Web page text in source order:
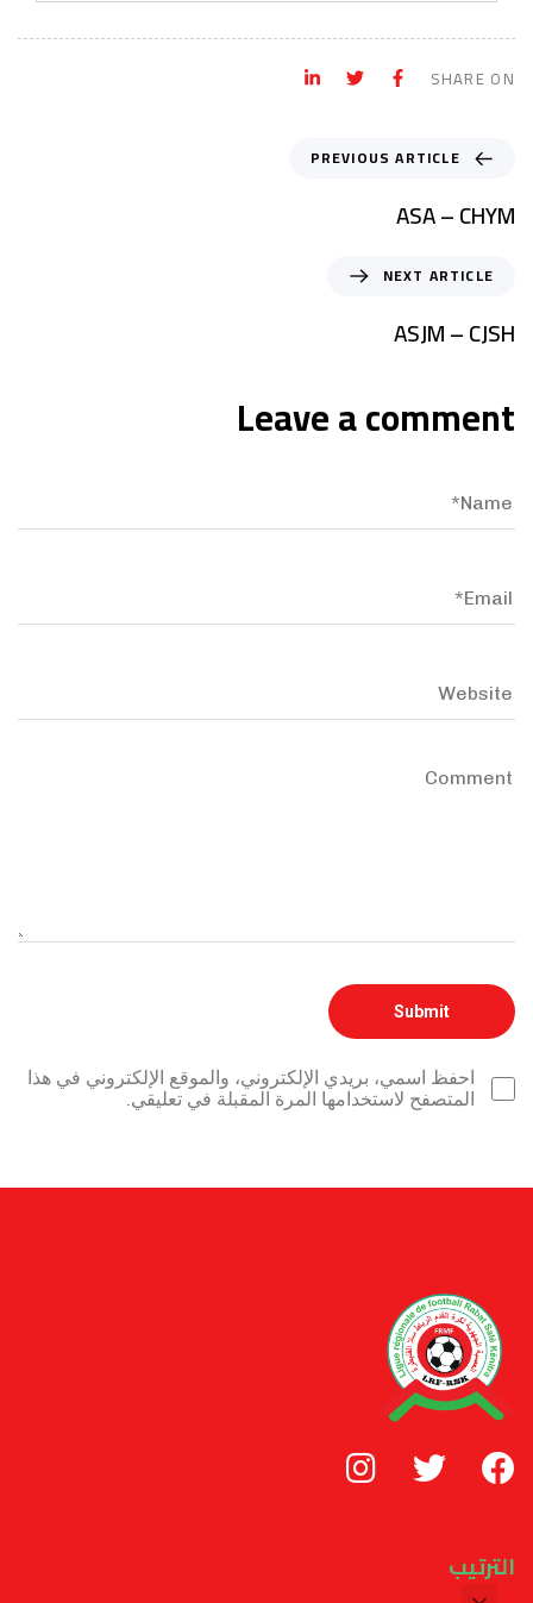
SHARE ON
PREVIOUS ARTICLE
ASA – CHYM
NEXT ARTICLE
ASJM – CJSH
Leave a comment
احفظ اسمي، بريدي الإلكتروني، والموقع الإلكتروني في هذا
المتصفح لاستخدامها المرة المقبلة في تعليقي.
الترتيب